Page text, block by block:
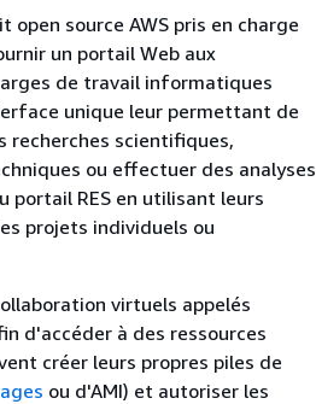
open source AWS pris en charge
un portail Web aux
de travail informatiques
unique leur permettant de
recherches scientifiques,
ou effectuer des analyses
portail RES en utilisant leurs
projets individuels ou
virtuels appelés
d'accéder à des ressources
créer leurs propres piles de
ou d'AMI) et autoriser les